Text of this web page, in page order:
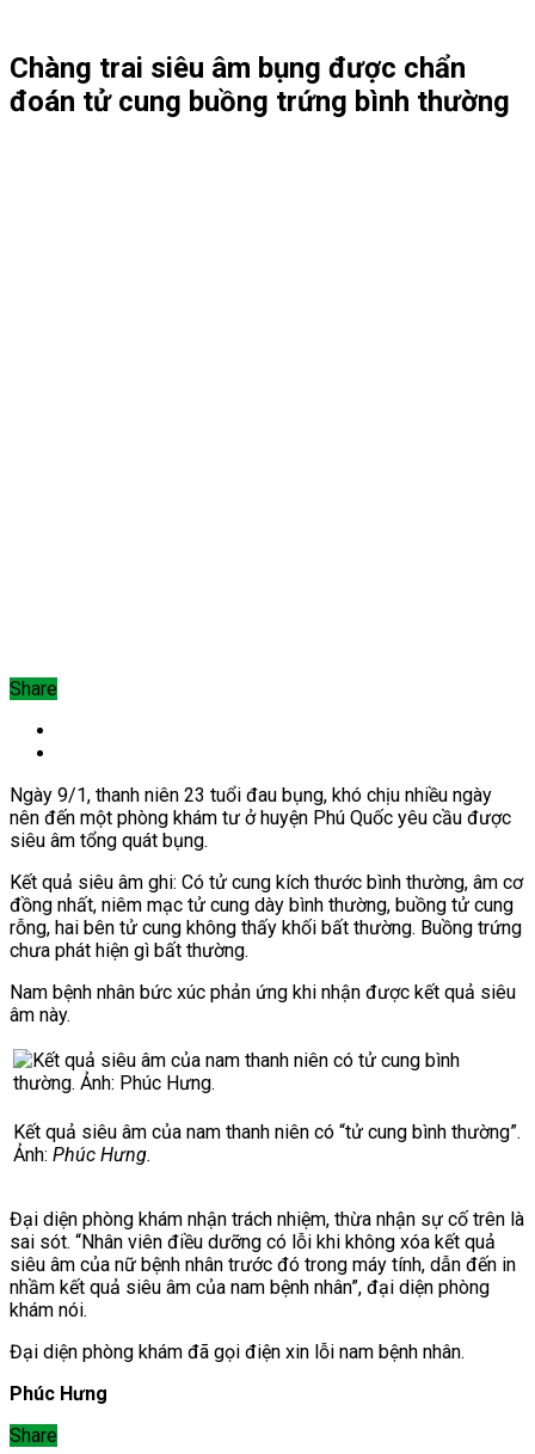
Chàng trai siêu âm bụng được chẩn
đoán tử cung buồng trứng bình thường
Share
Ngày 9/1, thanh niên 23 tuổi đau bụng, khó chịu nhiều ngày
nên đến một phòng khám tư ở huyện Phú Quốc yêu cầu được
siêu âm tổng quát bụng.
Kết quả siêu âm ghi: Có tử cung kích thước bình thường, âm cơ
đồng nhất, niêm mạc tử cung dày bình thường, buồng tử cung
rỗng, hai bên tử cung không thấy khối bất thường. Buồng trứng
chưa phát hiện gì bất thường.
Nam bệnh nhân bức xúc phản ứng khi nhận được kết quả siêu
âm này.
Kết quả siêu âm của nam thanh niên có “tử cung bình thường”.
Ảnh: Phúc Hưng.
Đại diện phòng khám nhận trách nhiệm, thừa nhận sự cố trên là
sai sót. “Nhân viên điều dưỡng có lỗi khi không xóa kết quả
siêu âm của nữ bệnh nhân trước đó trong máy tính, dẫn đến in
nhầm kết quả siêu âm của nam bệnh nhân”, đại diện phòng
khám nói.
Đại diện phòng khám đã gọi điện xin lỗi nam bệnh nhân.
Phúc Hưng
Share